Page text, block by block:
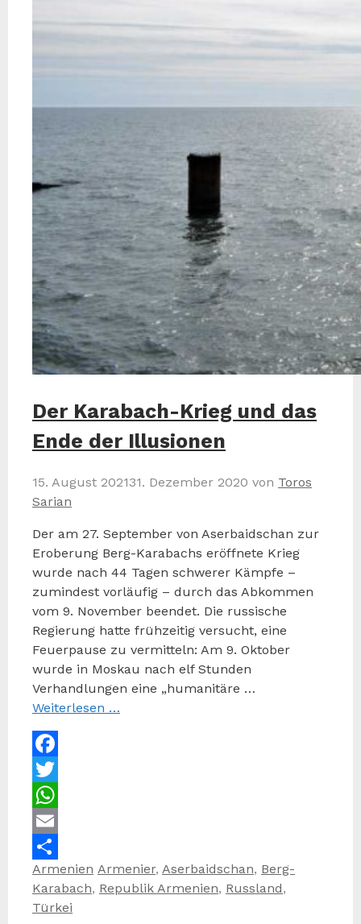
Der Karabach-Krieg und das
Ende der Illusionen
15. August 202131. Dezember 2020 von Toros
Sarian
Der am 27. September von Aserbaidschan zur
Eroberung Berg-Karabachs eröffnete Krieg
wurde nach 44 Tagen schwerer Kämpfe –
zumindest vorläufig – durch das Abkommen
vom 9. November beendet. Die russische
Regierung hatte frühzeitig versucht, eine
Feuerpause zu vermitteln: Am 9. Oktober
wurde in Moskau nach elf Stunden
Verhandlungen eine „humanitäre …
Weiterlesen …
Facebook
Twitter
WhatsApp
Email
Teilen
Kategorien
Armenien Schlagwörter
Armenier, Aserbaidschan, Berg-
Karabach, Republik Armenien, Russland,
Türkei